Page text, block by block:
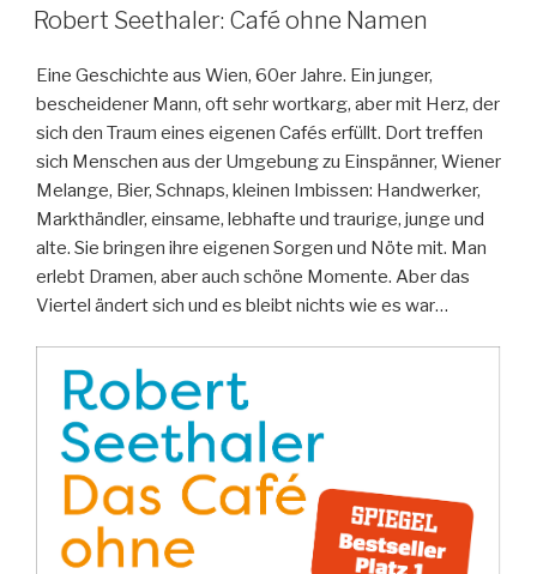
AM
Robert Seethaler: Café ohne Namen
Eine Geschichte aus Wien, 60er Jahre. Ein junger,
bescheidener Mann, oft sehr wortkarg, aber mit Herz, der
sich den Traum eines eigenen Cafés erfüllt. Dort treffen
sich Menschen aus der Umgebung zu Einspänner, Wiener
Melange, Bier, Schnaps, kleinen Imbissen: Handwerker,
Markthändler, einsame, lebhafte und traurige, junge und
alte. Sie bringen ihre eigenen Sorgen und Nöte mit. Man
erlebt Dramen, aber auch schöne Momente. Aber das
Viertel ändert sich und es bleibt nichts wie es war…